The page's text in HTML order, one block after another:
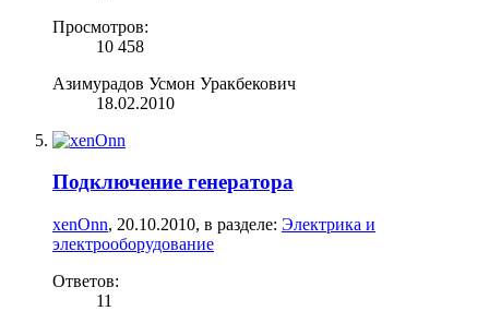
Просмотров:
10 458
Азимурадов Усмон Уракбекович
18.02.2010
Подключение генератора
xenOnn, 20.10.2010, в разделе: Электрика и
электрооборудование
Ответов:
11